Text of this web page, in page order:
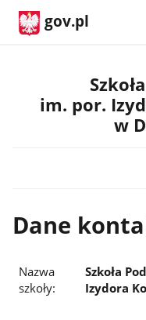
gov.pl
im. por.
w
Dane
Nazwa
szkoły:
Szkoła
Izydora